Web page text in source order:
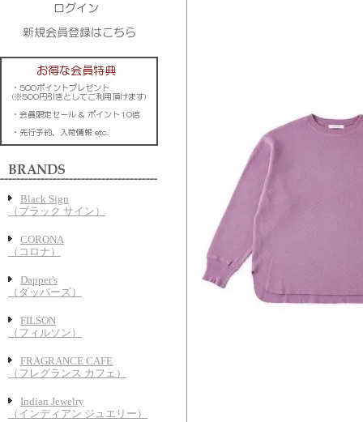
Black Sign
（ブラック サイン）
CORONA
（コロナ）
Dapper's
（ダッパーズ）
FILSON
（フィルソン）
FRAGRANCE CAFE
（フレグランス カフェ）
Indian Jewelry
（インディアン ジュエリー）